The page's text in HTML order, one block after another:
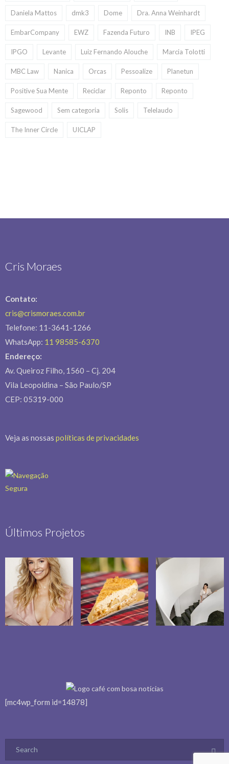
Daniela Mattos dmk3 Dome Dra. Anna Weinhardt
EmbarCompany EWZ Fazenda Futuro INB IPEG
IPGO Levante Luiz Fernando Alouche Marcia Tolotti
MBC Law Nanica Orcas Pessoalize Planetun
Positive Sua Mente Reciclar Reponto Reponto
Sagewood Sem categoria Solis Telelaudo
The Inner Circle UICLAP
Cris Moraes
Contato:
cris@crismoraes.com.br
Telefone: 11-3641-1266
WhatsApp: 11 98585-6370
Endereço:
Av. Queiroz Filho, 1560 – Cj. 204
Vila Leopoldina – São Paulo/SP
CEP: 05319-000
Veja as nossas políticas de privacidades
Últimos Projetos
[mc4wp_form id=14878]